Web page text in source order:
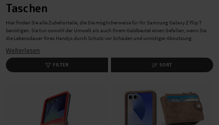
Taschen
Hier finden Sie alle Zubehörteile, die Sie möglicherweise für Ihr Samsung Galaxy Z Flip 7
benötigen. Sie tun sowohl der Umwelt als auch Ihrem Geldbeutel einen Gefallen, wenn Sie
die Lebensdauer Ihres Handys durch Schutz vor Schäden und unnötiger Abnutzung
Schutzfolie und einem Kameraschutz sorgen Sie für einen vollständigen Schutz Ihres
Samsung Galaxy Z Flip 7. Bestellen Sie bei uns ganz einfach das benötigte Zubehör und wir
liefern schnell und kostenlos. Kaufen Sie noch heute Ihr Zubehör bei uns!
Handyhülle oder einem Cover
Schützen und personalisieren Sie Ihr Samsung Galaxy Z Flip 7 mit einer Handyhülle. In
unserem breiten Sortiment an Handyhüllen finden Sie die passende Hülle für Ihr Telefon.
Egal, ob Sie in anspruchsvollen Umgebungen arbeiten und eine Hülle mit hohem
Weiterlesen
FILTER SORT